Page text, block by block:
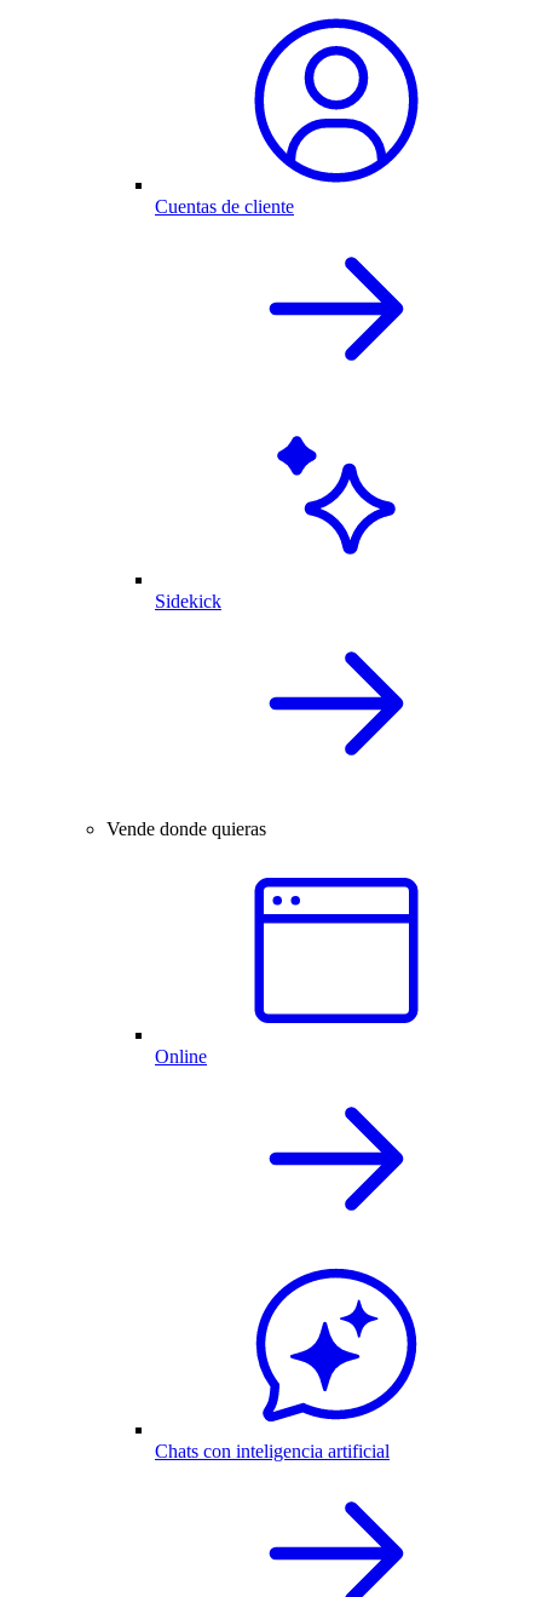
Cuentas de cliente
Sidekick
Vende donde quieras
Online
Chats con inteligencia artificial